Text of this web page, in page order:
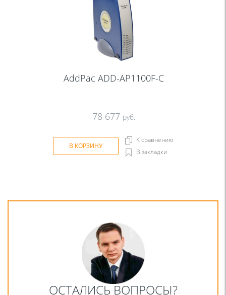
AddPac ADD-AP1100F-C
78 677 руб.
В КОРЗИНУ
К сравнению
В закладки
ОСТАЛИСЬ ВОПРОСЫ?